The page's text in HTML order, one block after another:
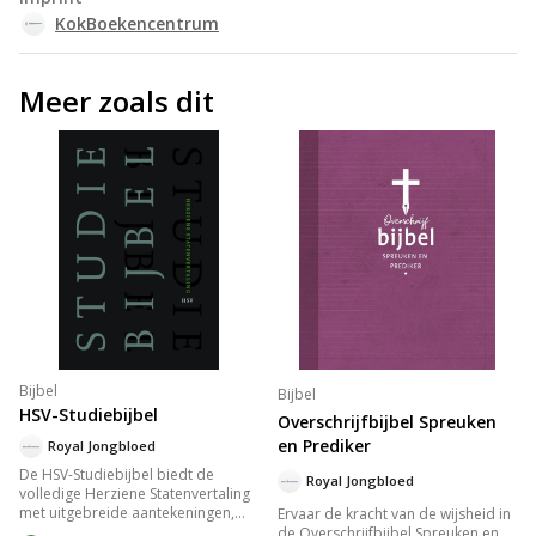
KokBoekencentrum
Meer zoals dit
Bijbel
HSV-Studiebijbel
Royal Jongbloed
De HSV-Studiebijbel biedt de
volledige Herziene Statenvertaling
met uitgebreide aantekeningen,
heldere inleidingen, informatieve
Bijbel
Overschrijfbijbel Spreuken
en Prediker
Royal Jongbloed
Ervaar de kracht van de wijsheid in